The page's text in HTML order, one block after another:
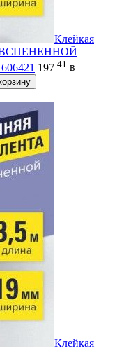
Клейкая
ВСПЕНЕННОЙ
197 41 в
Клейкая